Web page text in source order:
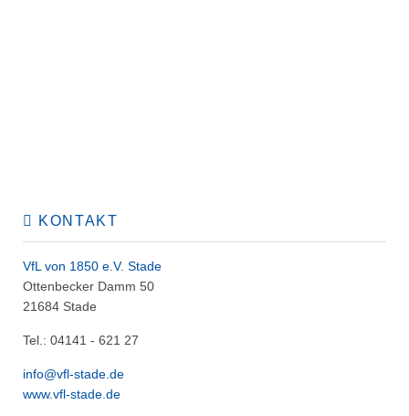
KONTAKT
VfL von 1850 e.V. Stade
Ottenbecker Damm 50
21684 Stade
Tel.: 04141 - 621 27
info@vfl-stade.de
www.vfl-stade.de